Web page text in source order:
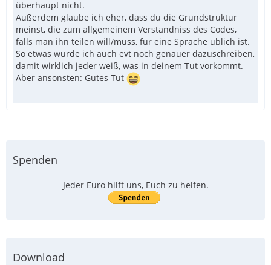
überhaupt nicht.
Außerdem glaube ich eher, dass du die Grundstruktur
meinst, die zum allgemeinem Verständniss des Codes,
falls man ihn teilen will/muss, für eine Sprache üblich ist.
So etwas würde ich auch evt noch genauer dazuschreiben,
damit wirklich jeder weiß, was in deinem Tut vorkommt.
Aber ansonsten: Gutes Tut
Spenden
Jeder Euro hilft uns, Euch zu helfen.
Download